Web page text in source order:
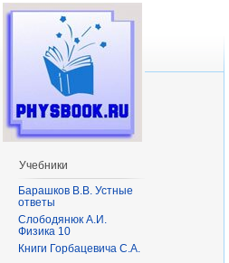
Учебники
Барашков В.В. Устные
ответы
Слободянюк А.И.
Физика 10
Книги Горбацевича С.А.